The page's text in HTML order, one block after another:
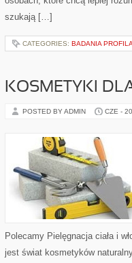
szukają […]
CATEGORIES: BADANIA
KOSMETYKI
POSTED BY ADMIN CZE -
Polecamy Pielęgnacja ciała i
jest świat kosmetyków